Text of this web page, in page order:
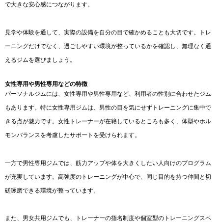
で大きな安心感につながります。
見学や体験を通して、実際の設備を自分の目で確かめることも大切です。トレ
ーニングだけでなく、過ごしやすい環境が整っているかを確認し、無理なく通
えるジムを選びましょう。
女性専用や男性専用などの特徴
パーソナルジムには、女性専用や男性専用など、利用者の性別に合わせたジム
もあります。特に女性専用ジムは、男性の目を気にせずトレーニングに集中で
きる点が魅力です。女性トレーナーが在籍しているところも多く、体型やホル
モンバランスを考慮したサポートを受けられます。
一方で男性専用ジムでは、筋力アップや体を大きくしたい人向けのプログラム
が充実しています。高強度のトレーニングが中心で、同じ目的を持つ仲間と切
磋琢磨できる環境が整っています。
また、男女共用ジムでも、トレーナーの指名制度や個室型のトレーニングスペ